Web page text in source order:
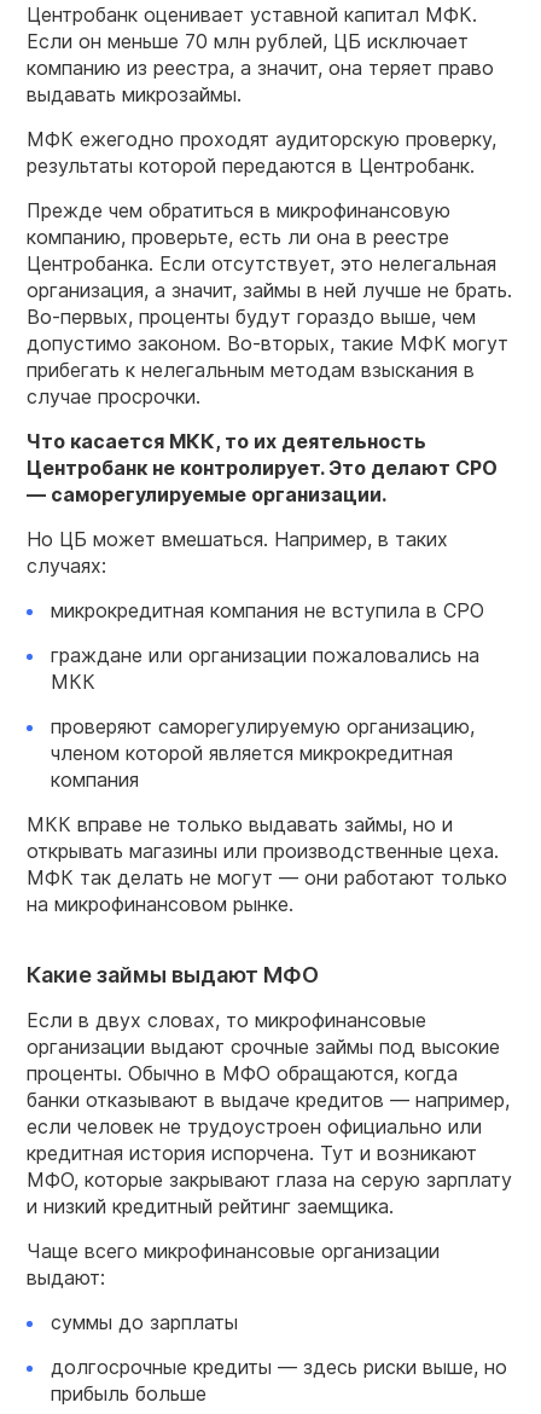
Центробанк оценивает уставной капитал МФК.
Если он меньше 70 млн рублей, ЦБ исключает
компанию из реестра, а значит, она теряет право
выдавать микрозаймы.
МФК ежегодно проходят аудиторскую проверку,
результаты которой передаются в Центробанк.
Прежде чем обратиться в микрофинансовую
компанию, проверьте, есть ли она в реестре
Центробанка. Если отсутствует, это нелегальная
организация, а значит, займы в ней лучше не брать.
Во-первых, проценты будут гораздо выше, чем
допустимо законом. Во-вторых, такие МФК могут
прибегать к нелегальным методам взыскания в
случае просрочки.
Что касается МКК, то их деятельность
Центробанк не контролирует. Это делают СРО
— саморегулируемые организации.
Но ЦБ может вмешаться. Например, в таких
случаях:
микрокредитная компания не вступила в СРО
граждане или организации пожаловались на
МКК
проверяют саморегулируемую организацию,
членом которой является микрокредитная
компания
МКК вправе не только выдавать займы, но и
открывать магазины или производственные цеха.
МФК так делать не могут — они работают только
на микрофинансовом рынке.
Какие займы выдают МФО
Если в двух словах, то микрофинансовые
организации выдают срочные займы под высокие
проценты. Обычно в МФО обращаются, когда
банки отказывают в выдаче кредитов — например,
если человек не трудоустроен официально или
кредитная история испорчена. Тут и возникают
МФО, которые закрывают глаза на серую зарплату
и низкий кредитный рейтинг заемщика.
Чаще всего микрофинансовые организации
выдают:
суммы до зарплаты
долгосрочные кредиты — здесь риски выше, но
прибыль больше